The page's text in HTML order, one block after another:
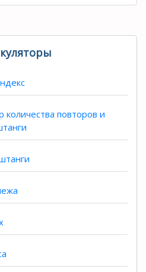
количества повторов и